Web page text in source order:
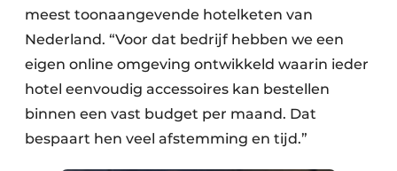
meest toonaangevende hotelketen van
Nederland. “Voor dat bedrijf hebben we een
eigen online omgeving ontwikkeld waarin ieder
hotel eenvoudig accessoires kan bestellen
binnen een vast budget per maand. Dat
bespaart hen veel afstemming en tijd.”